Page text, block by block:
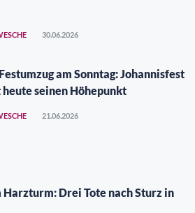
30.06.2026
am Sonntag: Johannisfest
seinen Höhepunkt
21.06.2026
Harzturm: Drei Tote nach Sturz in